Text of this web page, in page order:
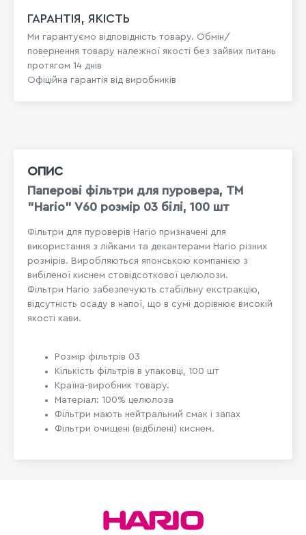
ГАРАНТІЯ, ЯКІСТЬ
Ми гарантуємо відповідність товару. Обмін/
повернення товару належної якості без зайвих питань
протягом 14 днів
Офіційна гарантія від виробників
ОПИС
Паперові фільтри для пуровера, ТМ
"Hario" V60 розмір 03 білі, 100 шт
Фільтри для пуроверів Hario призначені для
використання з лійками та декантерами Hario різних
розмірів. Виробляються японською компанією з
вибіленої киснем стовідсоткової целюлози.
Фільтри Hario забезпечують стабільну екстракцію,
відсутність осаду в напої, що в сумі дорівнює високій
якості кави.
Розмір фільтрів 03
Кількість фільтрів в упаковці, 100 шт
Країна-виробник товару.
Матеріал: 100% целюлоза
Фільтри мають нейтральний смак і запах
Фільтри очищені (відбілені) киснем.